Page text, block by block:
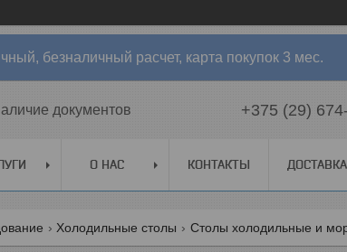
безналичный расчет, карта покупок 3 мес.
документов +375 (29)
О НАС КОНТАКТЫ
Холодильные столы Столы холодильные и